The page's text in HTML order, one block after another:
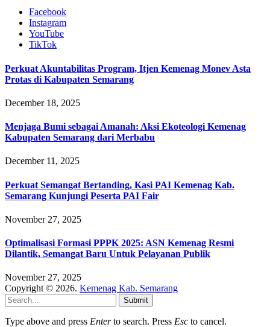
Facebook
Instagram
YouTube
TikTok
Perkuat Akuntabilitas Program, Itjen Kemenag Monev Asta
Protas di Kabupaten Semarang
December 18, 2025
Menjaga Bumi sebagai Amanah: Aksi Ekoteologi Kemenag
Kabupaten Semarang dari Merbabu
December 11, 2025
Perkuat Semangat Bertanding, Kasi PAI Kemenag Kab.
Semarang Kunjungi Peserta PAI Fair
November 27, 2025
Optimalisasi Formasi PPPK 2025: ASN Kemenag Resmi
Dilantik, Semangat Baru Untuk Pelayanan Publik
November 27, 2025
Copyright © 2026. Kemenag Kab. Semarang
Submit
Type above and press Enterto search. Press Esc to cancel.